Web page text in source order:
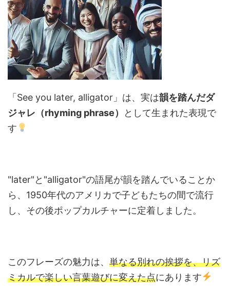
「See you later, alligator」は、実は韻を踏んだダ
ジャレ（rhyming phrase）
として生まれた表現で
す
"later"と"alligator"の語尾が韻を踏んでいることか
ら、1950年代のアメリカで子どもたちの間で流行
し、その後ポップカルチャーに定着しました。
このフレーズの魅力は、 単なる別れの挨拶を、リズ
ミカルで楽しい言葉遊びに変えた点にあります